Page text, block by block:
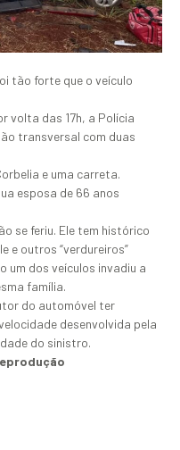
tão forte que o veículo
volta das 17h, a Polícia
transversal com duas
e uma carreta.
esposa de 66 anos
se feriu. Ele tem histórico
e outros “verdureiros”
um dos veículos invadiu a
família.
do automóvel ter
desenvolvida pela
do sinistro.